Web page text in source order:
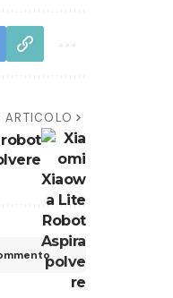
ARTICOLO
robot